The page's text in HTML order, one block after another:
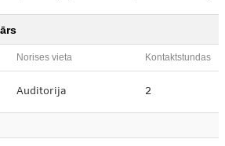
Norises vieta Kontaktstundas
Auditorija 2